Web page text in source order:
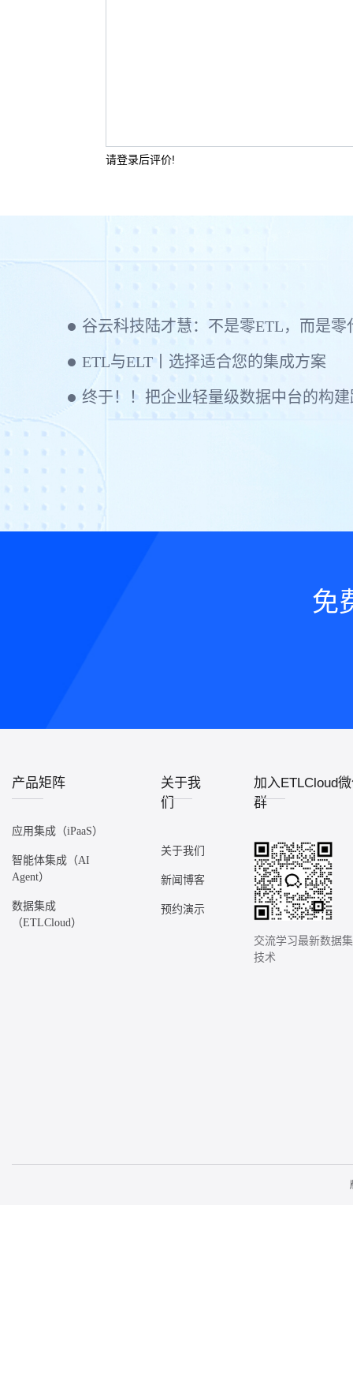
请登录后评价!
ETL与ELT丨选择适合您的集成方案
终于！！把企业轻量级数据中台的构
免
产品矩阵
应用集成（iPaaS）
智能体集成（AI
Agent）
数据集成
（ETLCloud）
关于我
们
关于我们
新闻博客
预约演示
加入ETLCloud
群
交流学习最新数据
技术